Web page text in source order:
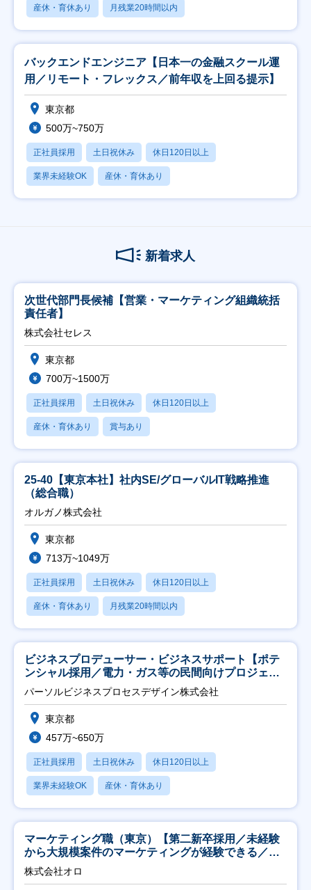
産休・育休あり 月残業20時間以内
バックエンドエンジニア【日本一の金融スクール運
用／リモート・フレックス／前年収を上回る提示】
東京都
500万~750万
正社員採用 土日祝休み 休日120日以上
業界未経験OK 産休・育休あり
新着求人
次世代部門長候補【営業・マーケティング組織統括
責任者】
株式会社セレス
東京都
700万~1500万
正社員採用 土日祝休み 休日120日以上
産休・育休あり 賞与あり
25-40【東京本社】社内SE/グローバルIT戦略推進
（総合職）
オルガノ株式会社
東京都
713万~1049万
正社員採用 土日祝休み 休日120日以上
産休・育休あり 月残業20時間以内
ビジネスプロデューサー・ビジネスサポート【ポテ
ンシャル採用／電力・ガス等の民間向けプロジェク
ト推進】
パーソルビジネスプロセスデザイン株式会社
東京都
457万~650万
正社員採用 土日祝休み 休日120日以上
業界未経験OK 産休・育休あり
マーケティング職（東京）【第二新卒採用／未経験
から大規模案件のマーケティングが経験できる／研
修充実】
株式会社オロ